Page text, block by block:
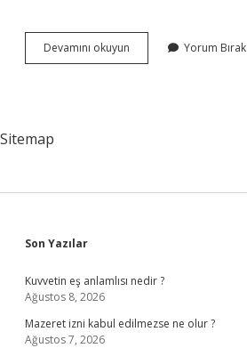
Devamını okuyun
Telli
Yorum Bırak
Sitemap
Sidebar
Son Yazılar
Kuvvetin eş anlamlısı nedir ?
Ağustos 8, 2026
Mazeret izni kabul edilmezse ne olur ?
Ağustos 7, 2026